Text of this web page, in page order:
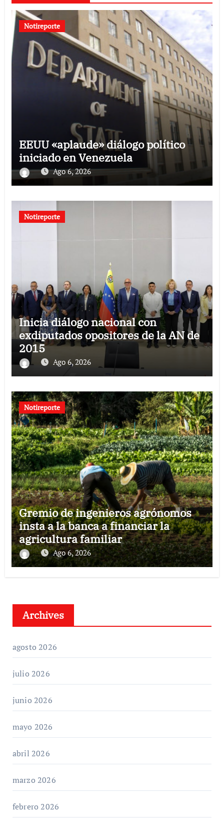
Notireporte
EEUU «aplaude» diálogo político
iniciado en Venezuela
Ago 6, 2026
Notireporte
Inicia diálogo nacional con
exdiputados opositores de la AN de
2015
Ago 6, 2026
Notireporte
Gremio de ingenieros agrónomos
insta a la banca a financiar la
agricultura familiar
Ago 6, 2026
Archives
agosto 2026
julio 2026
junio 2026
mayo 2026
abril 2026
marzo 2026
febrero 2026